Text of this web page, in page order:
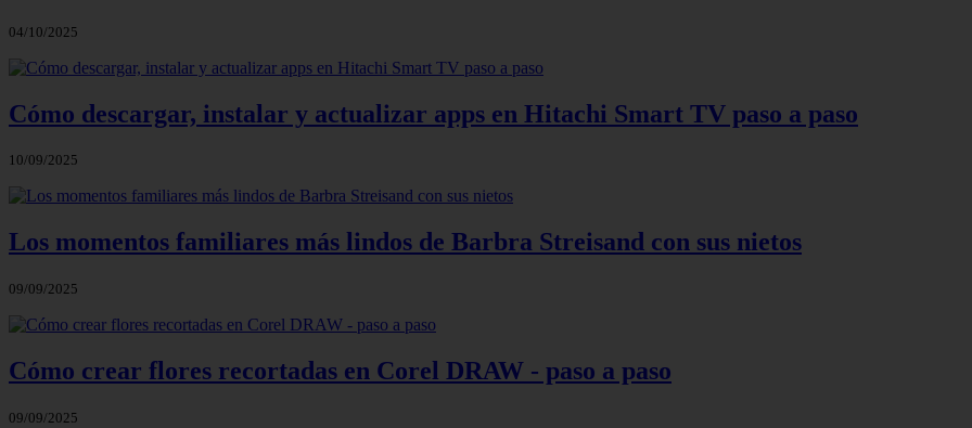
04/10/2025
Cómo descargar, instalar y actualizar apps en Hitachi Smart TV paso a paso
10/09/2025
Los momentos familiares más lindos de Barbra Streisand con sus nietos
09/09/2025
Cómo crear flores recortadas en Corel DRAW - paso a paso
09/09/2025